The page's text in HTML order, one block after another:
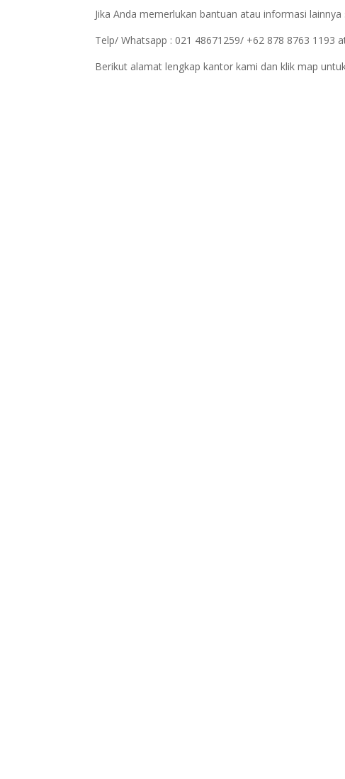
Jika Anda memerlukan bantuan atau informasi lainnya
Telp/ Whatsapp : 021 48671259/ +62 878 8763 1193
Berikut alamat lengkap kantor kami dan klik map